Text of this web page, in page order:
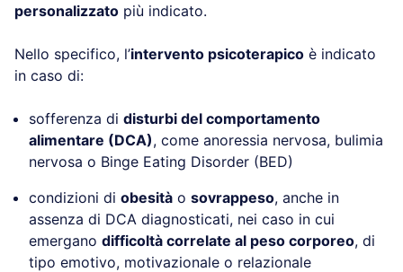
personalizzato più indicato.
Nello specifico, l’intervento psicoterapico è indicato
in caso di:
sofferenza di disturbi del comportamento
alimentare (DCA), come anoressia nervosa, bulimia
nervosa o Binge Eating Disorder (BED)
condizioni di obesità o sovrappeso, anche in
assenza di DCA diagnosticati, nei caso in cui
emergano difficoltà correlate al peso corporeo, di
tipo emotivo, motivazionale o relazionale